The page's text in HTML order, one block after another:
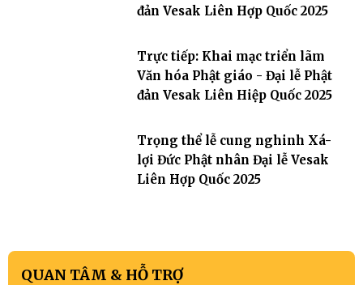
đản Vesak Liên Hợp Quốc 2025
Trực tiếp: Khai mạc triển lãm
Văn hóa Phật giáo - Đại lễ Phật
đản Vesak Liên Hiệp Quốc 2025
Trọng thể lễ cung nghinh Xá-
lợi Đức Phật nhân Đại lễ Vesak
Liên Hợp Quốc 2025
QUAN TÂM & HỖ TRỢ